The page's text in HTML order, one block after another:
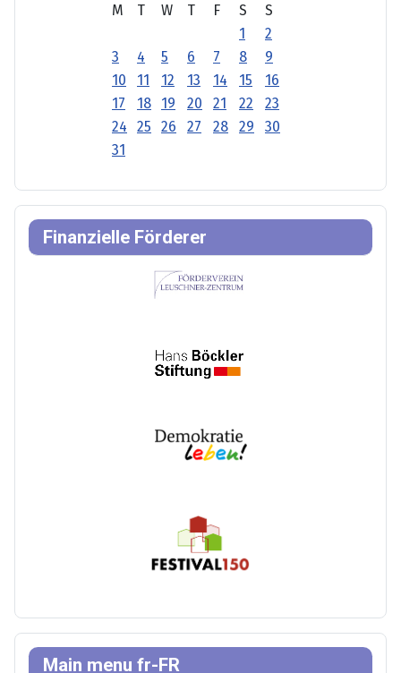
M
T W T F S
S
1
2
3
4 5 6 7 8
9
10
11 12 13 14 15
16
17
18 19 20 21 22
23
24
25 26 27 28 29
30
31
Finanzielle Förderer
Main menu fr-FR